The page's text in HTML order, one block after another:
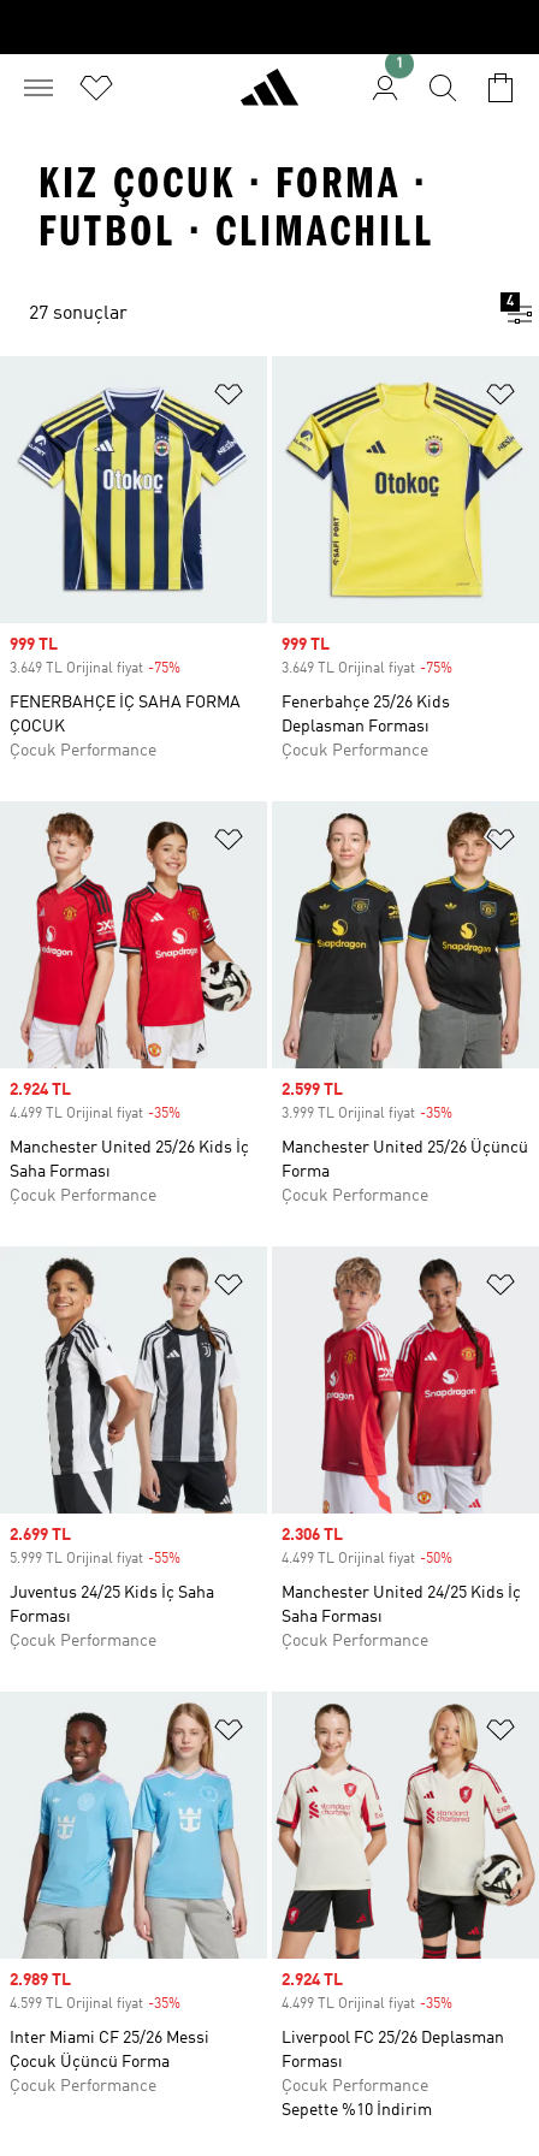
1
KIZ ÇOCUK · FORMA ·
FUTBOL · CLIMACHILL
27 sonuçlar
4
Favori Listesine Ekle
Sale price
999 TL
3.649 TL Orijinal fiyat -75%
FENERBAHÇE İÇ SAHA FORMA
ÇOCUK
Çocuk Performance
Sale price
999 TL
3.649 TL Orijinal fiyat -75%
Fenerbahçe 25/26 Kids
Deplasman Forması
Çocuk Performance
Favori Listesine Ekle
Sale price
2.924 TL
4.499 TL Orijinal fiyat -35%
Manchester United 25/26 Kids İç
Saha Forması
Çocuk Performance
Sale price
2.599 TL
3.999 TL Orijinal fiyat -35%
Manchester United 25/26 Üçüncü
Forma
Çocuk Performance
Favori Listesine Ekle
Sale price
2.699 TL
5.999 TL Orijinal fiyat -55%
Juventus 24/25 Kids İç Saha
Forması
Çocuk Performance
Sale price
2.306 TL
4.499 TL Orijinal fiyat -50%
Manchester United 24/25 Kids İç
Saha Forması
Çocuk Performance
Favori Listesine Ekle
Sale price
2.989 TL
4.599 TL Orijinal fiyat -35%
Inter Miami CF 25/26 Messi
Çocuk Üçüncü Forma
Çocuk Performance
Sale price
2.924 TL
4.499 TL Orijinal fiyat -35%
Liverpool FC 25/26 Deplasman
Forması
Çocuk Performance
Sepette %10 İndirim